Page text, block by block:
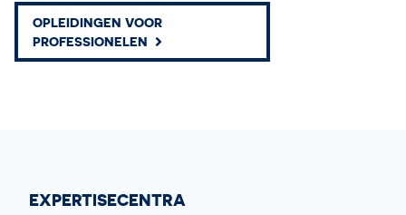
OPLEIDINGEN VOOR
PROFESSIONELEN
EXPERTISECENTRA